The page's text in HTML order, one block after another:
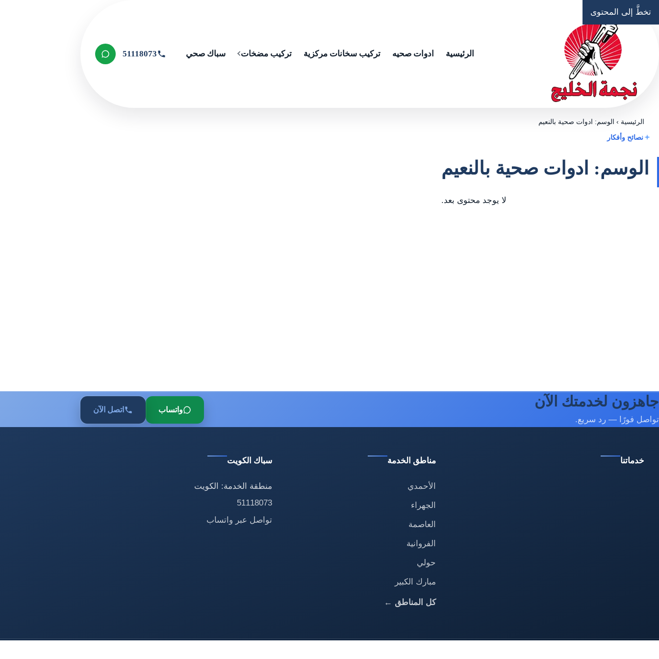
تخطَّ إلى المحتوى
الرئيسية ادوات صحيه تركيب سخانات مركزية تركيب مضخات سباك صحي 51118073
الرئيسية › الوسم: ادوات صحية بالنعيم
نصائح وأفكار
الوسم: ادوات صحية بالنعيم
لا يوجد محتوى بعد.
جاهزون لخدمتك الآن
تواصل فورًا — رد سريع.
واتساب اتصل الآن
خدماتنا مناطق الخدمة
الأحمدي
الجهراء
العاصمة
الفروانية
حولي
مبارك الكبير
كل المناطق ←
سباك الكويت
منطقة الخدمة: الكويت
51118073
تواصل عبر واتساب